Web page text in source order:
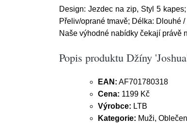
Design: Jezdec na zip, Styl 5
Přeliv/oprané tmavě; Délka: Dlouhé
Naše výhodné nabídky čekají právě
Popis produktu Džíny
EAN: AF701780318
Cena: 1199 Kč
Výrobce: LTB
Kategorie: Muži,